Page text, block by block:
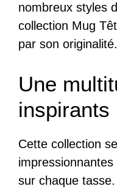
nombreux styles
collection Mug
par son originalité.
Une
inspirants
Cette collection
sur chaque